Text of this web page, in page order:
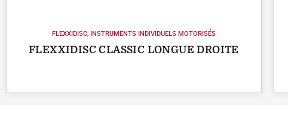
FLEXXIDISC, INSTRUMENTS INDIVIDUELS MOTORISÉS
FLEXXIDISC CLASSIC LONGUE DROITE